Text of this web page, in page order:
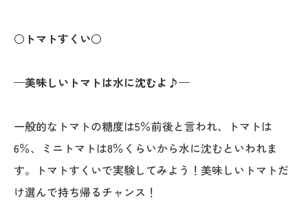
○トマトすくい○
—美味しいトマトは水に沈むよ♪—
一般的なトマトの糖度は5％前後と言われ、トマトは
6％、ミニトマトは8％くらいから水に沈むといわれま
す。トマトすくいで実験してみよう！美味しいトマトだ
け選んで持ち帰るチャンス！